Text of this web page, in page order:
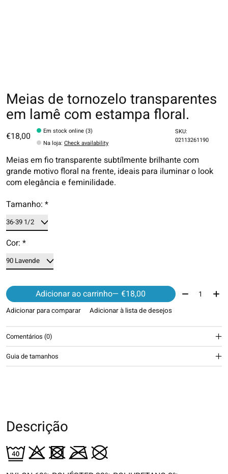
Meias de tornozelo transparentes
em lamê com estampa floral.
€18,00
Em stock online (3)
Na loja:Check availability
SKU:
02113261190
Meias em fio transparente subtílmente brilhante com
grande motivo floral na frente, ideais para iluminar o look
com elegância e feminilidade.
Tamanho: *
Cor: *
Adicionar ao carrinho — €18,00 Quantidade:
Adicionar para comparar Adicionar à lista de desejos
Comentários (0)
Guia de tamanhos
Descrição